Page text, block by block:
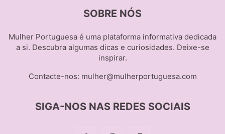
SOBRE NÓS
Mulher Portuguesa é uma plataforma informativa dedicada
a si. Descubra algumas dicas e curiosidades. Deixe-se
inspirar.
Contacte-nos: mulher@mulherportuguesa.com
SIGA-NOS NAS REDES SOCIAIS